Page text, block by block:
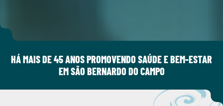
HÁ MAIS DE 45 ANOS PROMOVENDO SAÚDE E BEM-ESTAR
EM SÃO BERNARDO DO CAMPO